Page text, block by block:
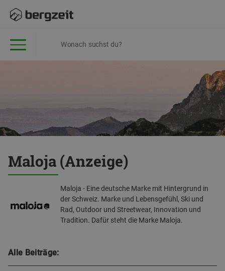
Maloja (Anzeige)
Maloja - Eine deutsche Marke mit Hintergrund in
der Schweiz. Marke und Lebensgefühl, Ski und
Rad, Outdoor und Streetwear, Innovation und
Tradition. Dafür steht die Marke Maloja.
Alle Beiträge: